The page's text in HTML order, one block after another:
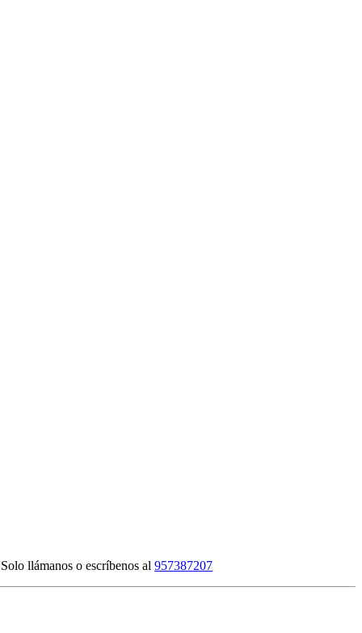
llámanos o escríbenos al 957387207